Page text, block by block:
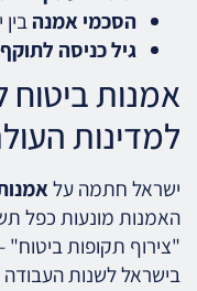
הסכמי אמנה
גיל כניסה לתוקף
אמנות ביטוח
למדינות
ישראל חתמה על
האמנות מונעות כפל
"צירוף תקופות
בישראל לשנות